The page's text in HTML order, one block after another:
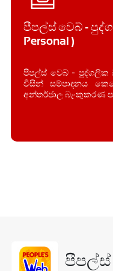
පීපල්ස් වෙබ් -
Personal )
පීපල්ස් වෙබ් - පුද්ගලික
විසින් සම්පාදනය
අන්තර්ජාල බැංකුකරණ
පීපල්ස්